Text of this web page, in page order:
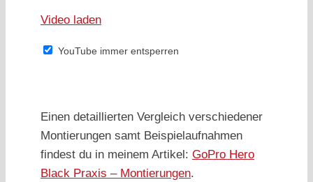
Video laden
YouTube immer entsperren
Einen detaillierten Vergleich verschiedener
Montierungen samt Beispielaufnahmen
findest du in meinem Artikel: GoPro Hero
Black Praxis – Montierungen.